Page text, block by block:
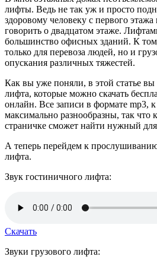
лифты. Ведь не так уж и просто
здоровому человеку с первого
говорить о двадцатом этаже.
большинство офисных зданий. К
только для перевоза людей, но и
опускания различных тяжестей.
Как вы уже поняли, в этой статье вы
лифта, которые можно скачать
онлайн. Все записи в формате mp3,
максимально разнообразны, так что
страничке сможет найти нужный для
А теперь перейдем к
лифта.
Звук гостиничного лифта:
Скачать
Звуки грузового лифта: